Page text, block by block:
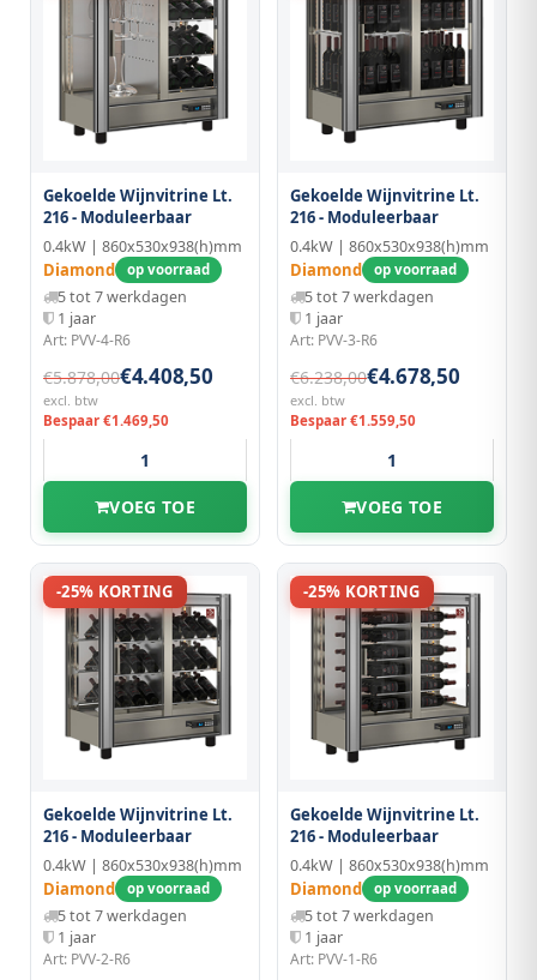
Gekoelde Wijnvitrine Lt.
216 - Moduleerbaar
0.4kW | 860x530x938(h)mm
Diamond op voorraad
5 tot 7 werkdagen
1 jaar
Art: PVV-4-R6
€5.878,00€4.408,50
excl. btw
Bespaar €1.469,50
VOEG TOE
Gekoelde Wijnvitrine Lt.
216 - Moduleerbaar
0.4kW | 860x530x938(h)mm
Diamond op voorraad
5 tot 7 werkdagen
1 jaar
Art: PVV-3-R6
€6.238,00€4.678,50
excl. btw
Bespaar €1.559,50
VOEG TOE
-25% KORTING
Gekoelde Wijnvitrine Lt.
216 - Moduleerbaar
0.4kW | 860x530x938(h)mm
Diamond op voorraad
5 tot 7 werkdagen
1 jaar
Art: PVV-2-R6
-25% KORTING
Gekoelde Wijnvitrine Lt.
216 - Moduleerbaar
0.4kW | 860x530x938(h)mm
Diamond op voorraad
5 tot 7 werkdagen
1 jaar
Art: PVV-1-R6